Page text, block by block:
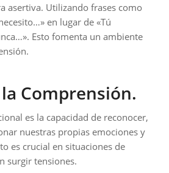
asertiva. Utilizando frases como
en lugar de «Tú
Esto fomenta un ambiente
Comprensión.
es la capacidad de reconocer,
nuestras propias emociones y
es crucial en situaciones de
surgir tensiones.